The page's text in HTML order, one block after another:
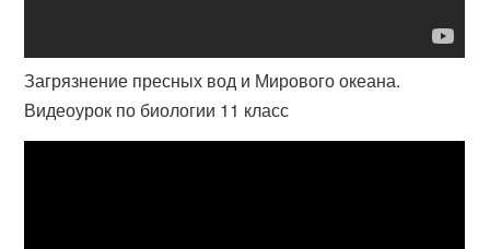
Загрязнение пресных вод и Мирового океана.
Видеоурок по биологии 11 класс